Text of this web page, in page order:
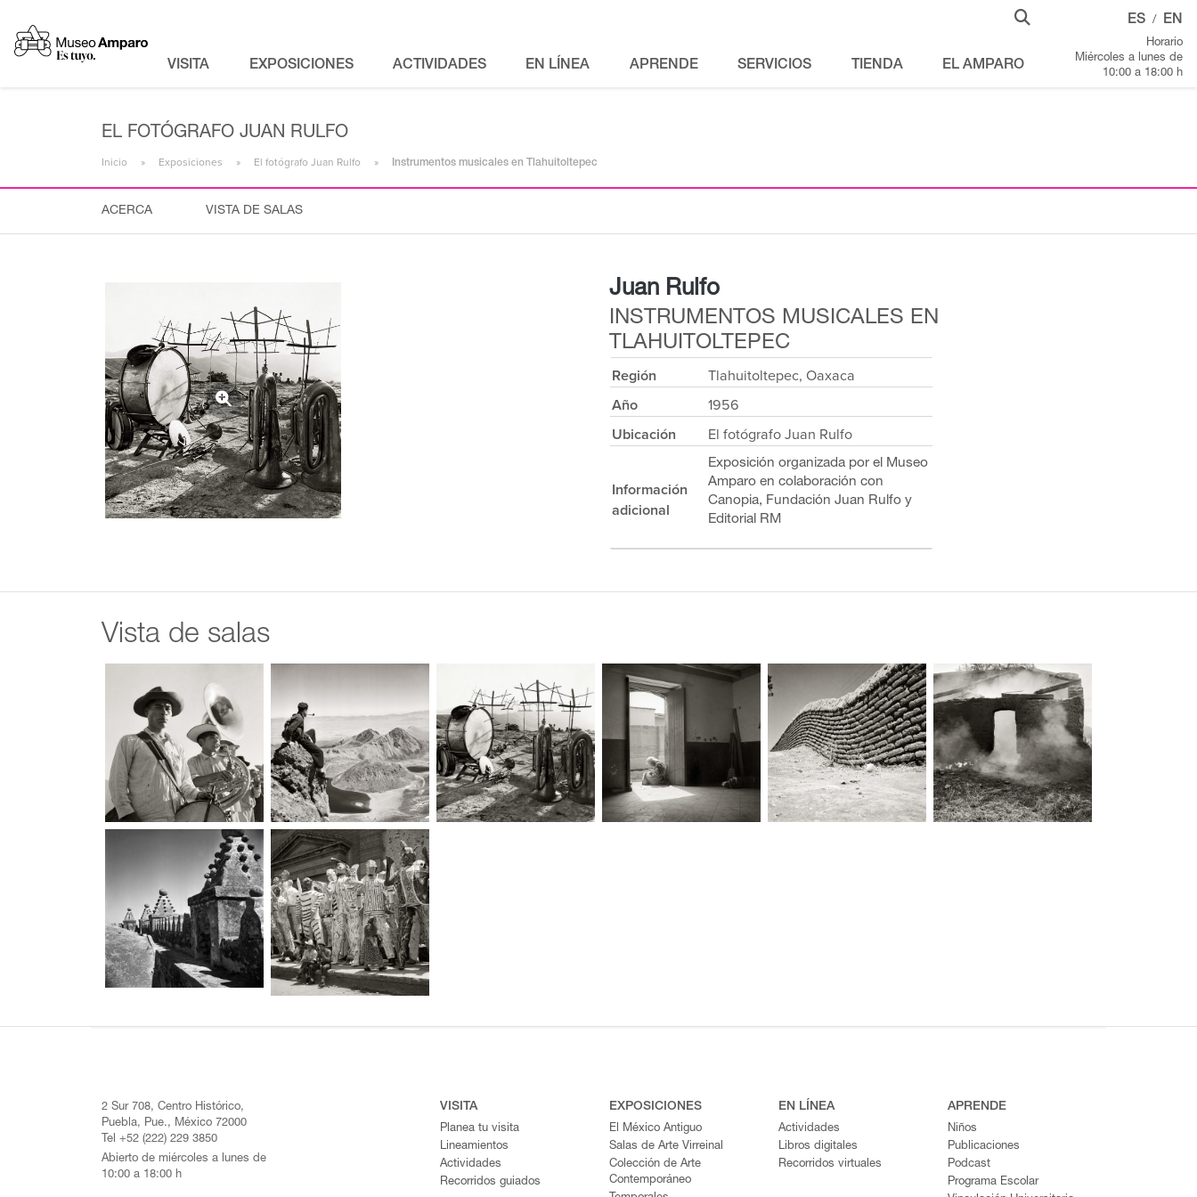
VISITA EXPOSICIONES ACTIVIDADES EN LÍNEA APRENDE SERVICIOS TIENDA EL AMPARO
ES / EN
Horario
Miércoles a lunes de
10:00 a 18:00 h
EL FOTÓGRAFO JUAN RULFO
Inicio Exposiciones El fotógrafo Juan Rulfo Instrumentos musicales en Tlahuitoltepec
ACERCA VISTA DE SALAS
Juan Rulfo
INSTRUMENTOS MUSICALES EN
TLAHUITOLTEPEC
Región
Tlahuitoltepec, Oaxaca
Año
1956
Ubicación
El fotógrafo Juan Rulfo
Información
adicional
Exposición organizada por el Museo
Amparo en colaboración con
Canopia, Fundación Juan Rulfo y
Editorial RM
Vista de salas
2 Sur 708, Centro Histórico,
Puebla, Pue., México 72000
Tel +52 (222) 229 3850
Abierto de miércoles a lunes de
10:00 a 18:00 h
VISITA
Planea tu visita
Lineamientos
Actividades
Recorridos guiados
EXPOSICIONES
El México Antiguo
Salas de Arte Virreinal
Colección de Arte
Contemporáneo
EN LÍNEA
Actividades
Libros digitales
Recorridos virtuales
APRENDE
Niños
Publicaciones
Podcast
Programa Escolar